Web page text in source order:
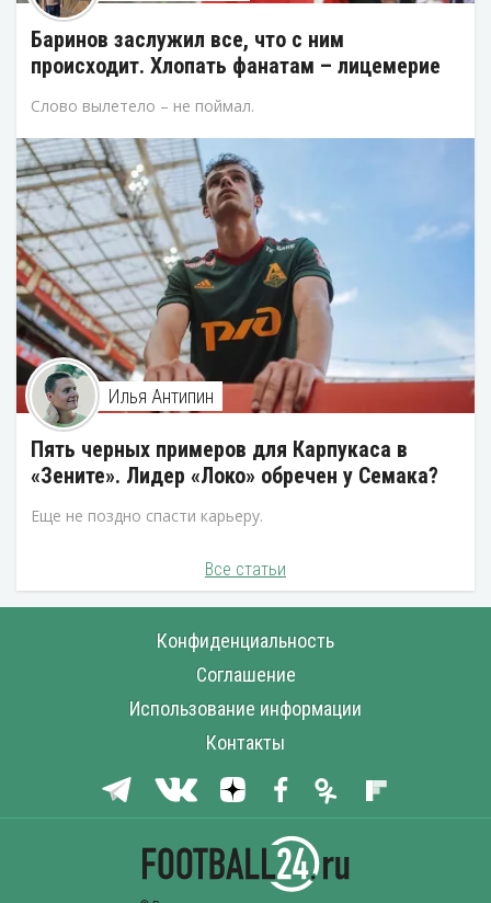
Баринов заслужил все, что с ним
происходит. Хлопать фанатам – лицемерие
Слово вылетело – не поймал.
Илья Антипин
Пять черных примеров для Карпукаса в
«Зените». Лидер «Локо» обречен у Семака?
Еще не поздно спасти карьеру.
Все статьи
Конфиденциальность
Соглашение
Использование информации
Контакты